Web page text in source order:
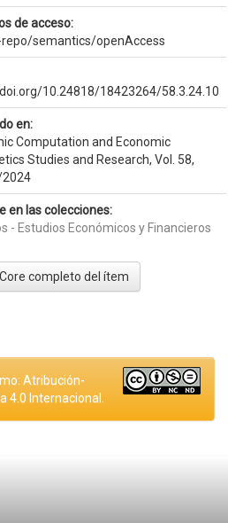
de acceso:
semantics/openAccess
10.24818/18423264/58.3.24.10
en:
Computation and Economic
Studies and Research, Vol. 58,
2024
en las colecciones:
- Estudios Económicos y Financieros
completo del ítem
Atribución-
4.0 Internacional.